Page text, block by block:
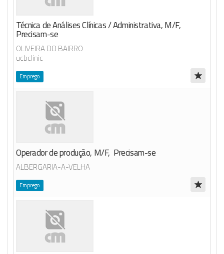
Técnica de Análises Clínicas / Administrativa, M/F,
Precisam-se
OLIVEIRA DO BAIRRO
ucbclinic
Emprego
Operador de produção, M/F, Precisam-se
ALBERGARIA-A-VELHA
Emprego